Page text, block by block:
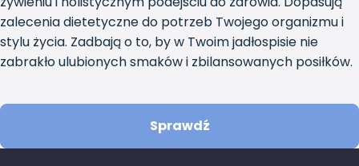
zalecenia dietetyczne do potrzeb Twojego organizmu i
stylu życia. Zadbają o to, by w Twoim jadłospisie nie
zabrakło ulubionych smaków i zbilansowanych posiłków.
Sprawdź